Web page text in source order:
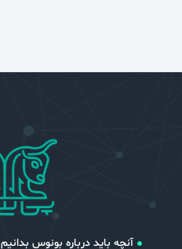
آنچه باید درباره بونوس بدانیم